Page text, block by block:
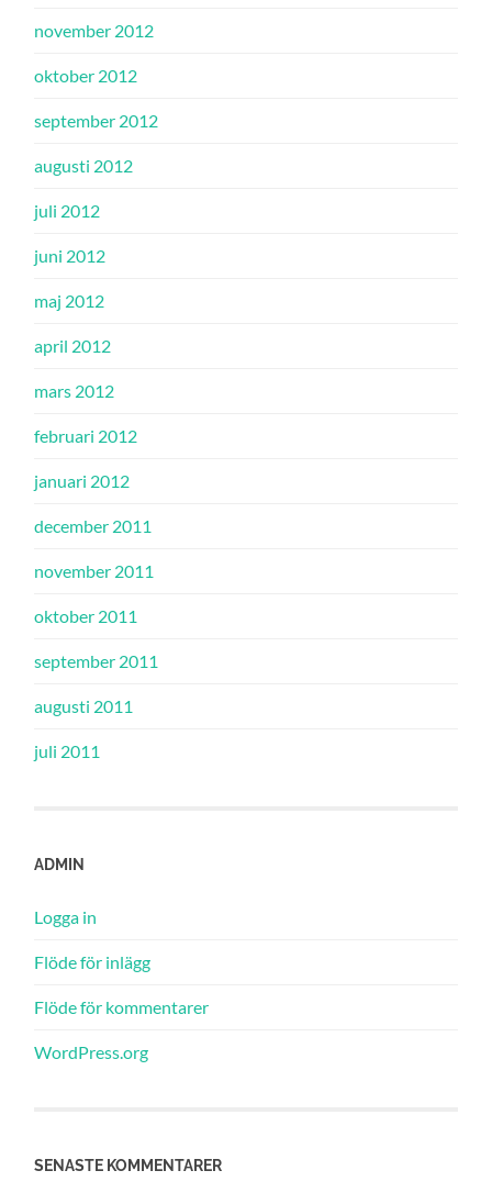
november 2012
oktober 2012
september 2012
augusti 2012
juli 2012
juni 2012
maj 2012
april 2012
mars 2012
februari 2012
januari 2012
december 2011
november 2011
oktober 2011
september 2011
augusti 2011
juli 2011
ADMIN
Logga in
Flöde för inlägg
Flöde för kommentarer
WordPress.org
SENASTE KOMMENTARER